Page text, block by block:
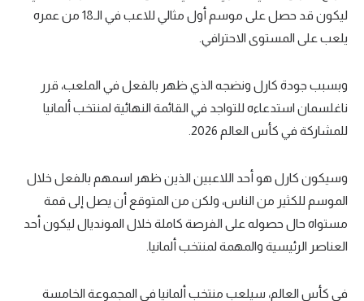
ليكون قد حصل على موسم أول مثالي للاعب في الـ18 من عمره
يلعب على المستوى الاحترافي.
وبسبب جودة كارل ونضجه الذي ظهر بالفعل في الملعب، قرر
ناغلسمان استدعاءه للتواجد في القائمة النهائية لمنتخب ألمانيا
للمشاركة في كأس العالم 2026.
وسيكون كارل هو أحد اللاعبين الذين ظهر اسمهم بالفعل خلال
الموسم للكثير من الناس، ولكن من المتوقع أن يصل إلى قمة
مستواه حال حصوله على الفرصة كاملة خلال المونديال ليكون أحد
العناصر الرئيسية والمهمة لمنتخب ألمانيا.
في كأس العالم، سيلعب منتخب ألمانيا في المجموعة الخامسة